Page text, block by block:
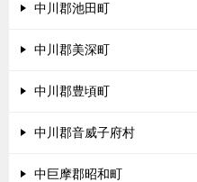
中川郡池田町
中川郡美深町
中川郡豊頃町
中川郡音威子府村
中巨摩郡昭和町